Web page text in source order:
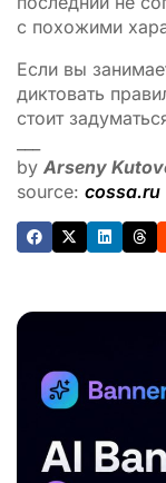
с похожими
Если вы
диктовать
стоит
by Arseny
source: cossa.ru